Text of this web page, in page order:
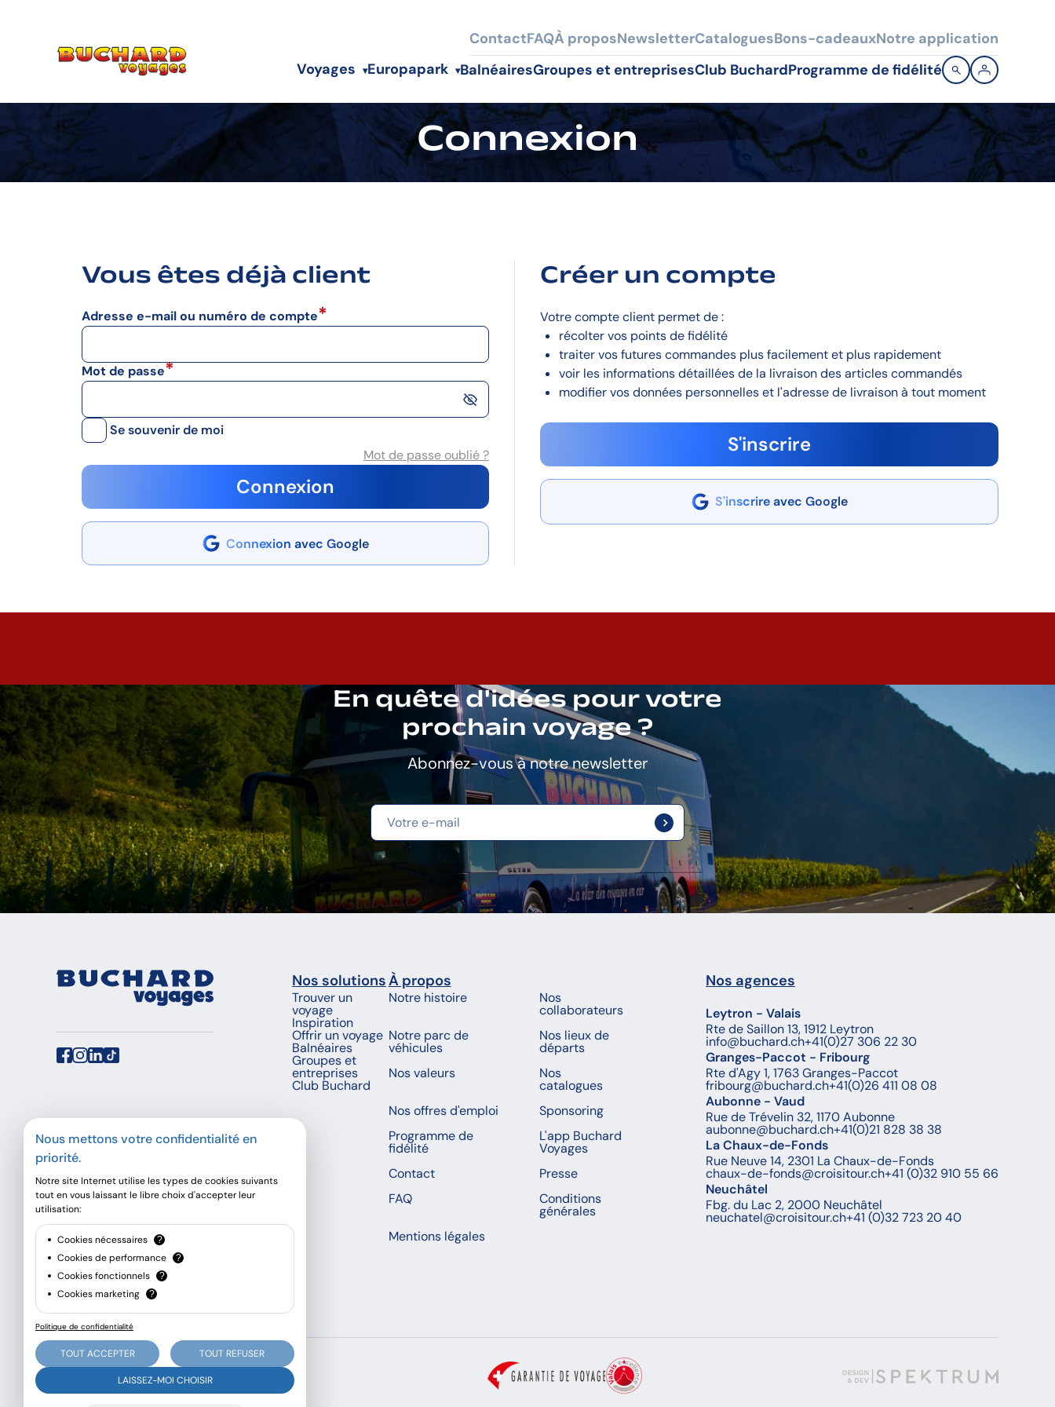
navigation
Voyages Europapark BalnéairesGroupes et entreprisesClub BuchardProgramme de fidélité
ContactFAQÀ proposNewsletterCataloguesBons-cadeauxNotre application
Connexion
Vous êtes déjà client
Adresse e-mail ou numéro de compte
Mot de passe
Se souvenir de moi
Mot de passe oublié ?
Connexion
Connexion avec Google
Créer un compte
Votre compte client permet de :
récolter vos points de fidélité
traiter vos futures commandes plus facilement et plus rapidement
voir les informations détaillées de la livraison des articles commandés
modifier vos données personnelles et l'adresse de livraison à tout moment
S'inscrire
S'inscrire avec Google
En quête d'idées pour votre
prochain voyage ?
Abonnez-vous à notre newsletter
Nos solutions
Trouver un
voyage
Inspiration
Offrir un voyage
Balnéaires
Groupes et
entreprises
Club Buchard
À propos
Notre histoire Nos
collaborateurs
Notre parc de
véhicules
Nos lieux de
départs
Nos valeurs
Nos
catalogues
Nos offres d'emploi
Sponsoring
Programme de
fidélité
L'app Buchard
Voyages
Contact
Presse
FAQ
Conditions
générales
Mentions légales
Nos agences
Leytron - Valais
Rte de Saillon 13, 1912 Leytron
info@buchard.ch+41(0)27 306 22 30
Granges-Paccot - Fribourg
Rte d'Agy 1, 1763 Granges-Paccot
fribourg@buchard.ch+41(0)26 411 08 08
Aubonne - Vaud
Rue de Trévelin 32, 1170 Aubonne
aubonne@buchard.ch+41(0)21 828 38 38
La Chaux-de-Fonds
Rue Neuve 14, 2301 La Chaux-de-Fonds
chaux-de-fonds@croisitour.ch+41 (0)32 910 55 66
Neuchâtel
Fbg. du Lac 2, 2000 Neuchâtel
neuchatel@croisitour.ch+41 (0)32 723 20 40
© Buchard voyages, 2026 - Tous droits réservés
Nous mettons votre confidentialité en
priorité.
Notre site Internet utilise les types de cookies suivants
tout en vous laissant le libre choix d'accepter leur
utilisation:
Cookies nécessaires ?
Cookies de performance ?
Cookies fonctionnels ?
Cookies marketing ?
Politique de confidentialité
TOUT ACCEPTER TOUT REFUSER
LAISSEZ-MOI CHOISIR